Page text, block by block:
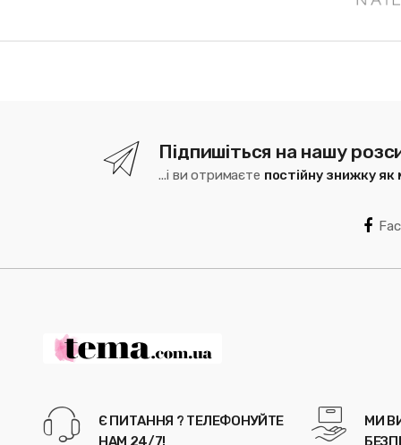
Підпишіться на нашу
...і ви отримаєте постійну знижку
Є ПИТАННЯ ? ТЕЛЕФОНУЙТЕ
НАМ 24/7!
МИ